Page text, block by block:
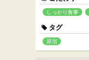
しっかり食事
タグ
原宿